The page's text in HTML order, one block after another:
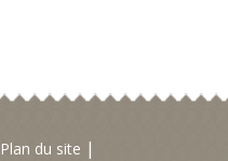
Plan du site